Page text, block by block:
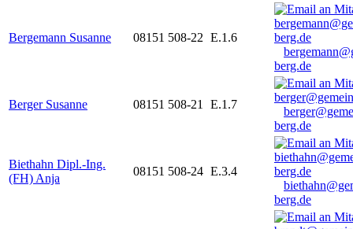
Bergemann Susanne 08151 508-22 E.1.6
berg.de
Berger Susanne 08151 508-21 E.1.7
berg.de
Biethahn Dipl.-Ing.
(FH) Anja
08151 508-24 E.3.4
berg.de